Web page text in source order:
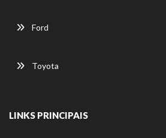
Ford
Toyota
LINKS PRINCIPAIS